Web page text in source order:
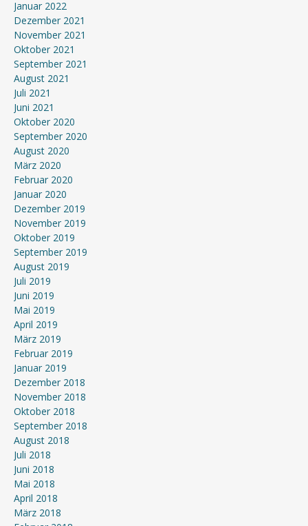
Januar 2022
Dezember 2021
November 2021
Oktober 2021
September 2021
August 2021
Juli 2021
Juni 2021
Oktober 2020
September 2020
August 2020
März 2020
Februar 2020
Januar 2020
Dezember 2019
November 2019
Oktober 2019
September 2019
August 2019
Juli 2019
Juni 2019
Mai 2019
April 2019
März 2019
Februar 2019
Januar 2019
Dezember 2018
November 2018
Oktober 2018
September 2018
August 2018
Juli 2018
Juni 2018
Mai 2018
April 2018
März 2018